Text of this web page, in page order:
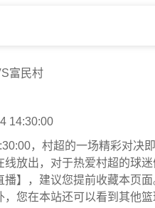
富民村
14:30:00
，村超的一场精彩对
线放出，对于热爱村超的球
】，建议您提前收藏本页
，您在本站还可以看到其他